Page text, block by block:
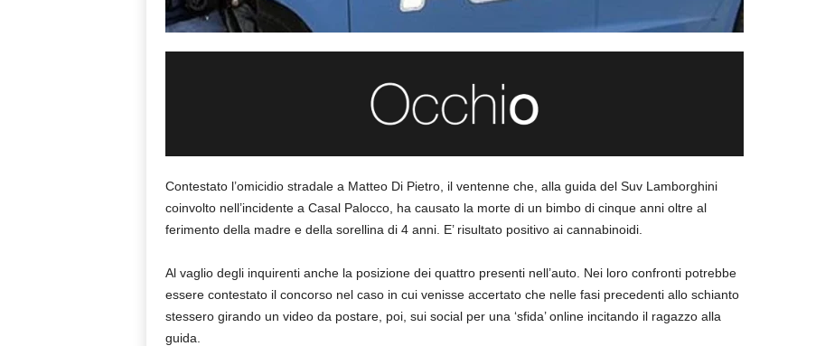
Contestato l’omicidio stradale a Matteo Di Pietro, il ventenne che, alla guida del Suv Lamborghini
coinvolto nell’incidente a Casal Palocco, ha causato la morte di un bimbo di cinque anni oltre al
ferimento della madre e della sorellina di 4 anni. E’ risultato positivo ai cannabinoidi.
Al vaglio degli inquirenti anche la posizione dei quattro presenti nell’auto. Nei loro confronti potrebbe
essere contestato il concorso nel caso in cui venisse accertato che nelle fasi precedenti allo schianto
stessero girando un video da postare, poi, sui social per una ‘sfida’ online incitando il ragazzo alla
guida.